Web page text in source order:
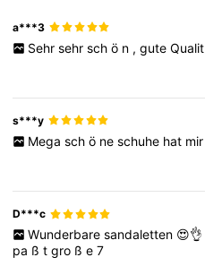
a***3
Sehr sehr sch ö n , gute Qualit
s***y
Mega sch ö ne schuhe hat mir
D***c
Wunderbare sandaletten 😍👌
pa ßtgro ße7